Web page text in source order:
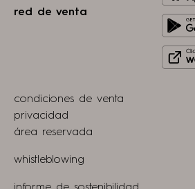
red de venta
condiciones de venta
privacidad
área reservada
whistleblowing